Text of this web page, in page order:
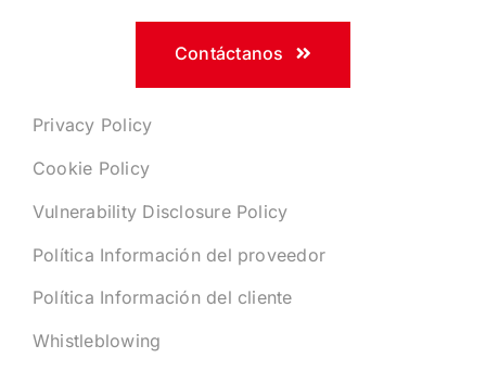
Contáctanos
Privacy Policy
Cookie Policy
Vulnerability Disclosure Policy
Política Información del proveedor
Política Información del cliente
Whistleblowing